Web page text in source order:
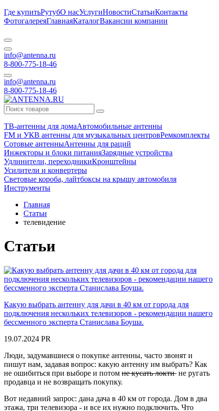
Где купитьРутубО насУслугиНовостиСтатьиКонтакты
ФотогалереяГлавнаяКаталогВакансии компании
info@antenna.ru
8-800-775-18-46
info@antenna.ru
8-800-775-18-46
ТВ-антенны для домаАвтомобильные антенны
FM и УКВ антенны для музыкальных центровРемкомплекты
Сотовые антенныАнтенны для раций
Инжекторы и блоки питанияЗарядные устройства
Удлинители, переходникиКронштейны
Усилители и конвертеры
Световые короба, лайтбоксы на крышу автомобиля
Инструменты
Главная
Статьи
телевидение
Статьи
Какую выбрать антенну для дачи в 40 км от города для
подключения нескольких телевизоров - рекомендации нашего
бессменного эксперта Станислава Боуша.
19.07.2024 PR
Люди, задумавшиеся о покупке антенны, часто звонят и
пишут нам, задавая вопрос: какую антенну им выбрать? Как
не ошибиться при выборе и потом не кусать локти не ругать
продавца и не возвращать покупку.
Вот недавний запрос: дана дача в 40 км от города. Дом в два
этажа, три телевизора - и все их нужно подключить. Что